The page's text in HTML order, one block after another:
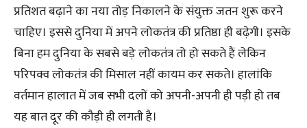
प्रतिशत बढ़ाने का नया तोड़ निकालने के संयुक्त जतन शुरू करने
चाहिए। इससे दुनिया में अपने लोकतंत्र की प्रतिष्ठा ही बढ़ेगी। इसके
बिना हम दुनिया के सबसे बड़े लोकतंत्र तो हो सकते हैं लेकिन
परिपक्व लोकतंत्र की मिसाल नहीं कायम कर सकते। हालांकि
वर्तमान हालात में जब सभी दलों को अपनी-अपनी ही पड़ी हो तब
यह बात दूर की कौड़ी ही लगती है।